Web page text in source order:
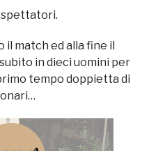
spettatori.
il match ed alla fine il
in dieci uomini per
tempo doppietta di